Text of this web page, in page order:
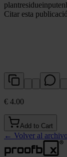
plantresidueinput
Citar esta
€ 4.00
Add to Cart
← Volver al archivo